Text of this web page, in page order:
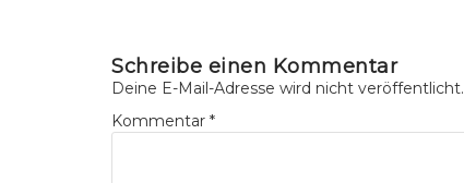
Schreibe einen Kommentar
Deine E-Mail-Adresse wird nicht veröffentlicht.
Kommentar *